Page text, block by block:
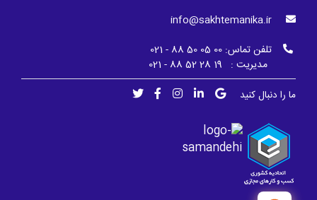
info@sakhtemanika.ir
تلفن تماس: 00 05 50 88 - 021
مدیریت : 19 28 52 88 - 021
ما را دنبال کنید